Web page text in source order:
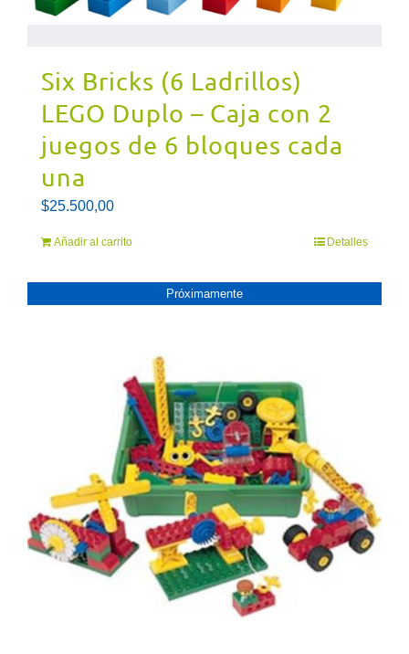
Six Bricks (6 Ladrillos)
LEGO Duplo – Caja con 2
juegos de 6 bloques cada
una
$25.500,00
Añadir al carrito Detalles
Próximamente
PRóXIMAMENTE